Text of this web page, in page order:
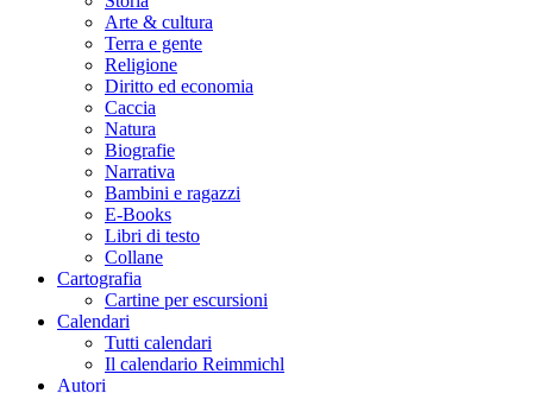
Arte & cultura
Terra e gente
Religione
Diritto ed economia
Caccia
Natura
Biografie
Narrativa
Bambini e ragazzi
E-Books
Libri di testo
Collane
Cartografia
Cartine per escursioni
Calendari
Tutti calendari
Il calendario Reimmichl
Autori